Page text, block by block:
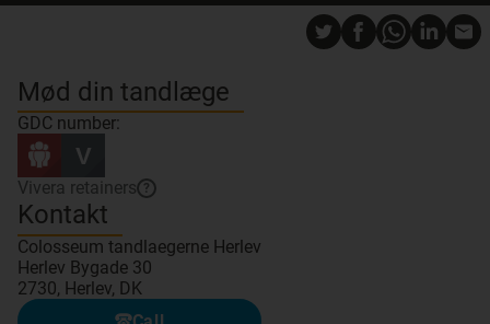
Mød din tandlæge
GDC number:
Vivera retainers ?
Kontakt
Colosseum tandlaegerne Herlev
Herlev Bygade 30
2730, Herlev, DK